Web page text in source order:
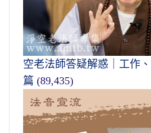
空老法師答疑解惑｜工作
篇 (89,435)